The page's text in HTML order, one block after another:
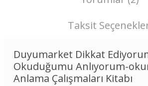
Taksit
Duyumarket Dikkat
Okuduğumu Anlıyorum-
Anlama Çalışmaları Kitabı